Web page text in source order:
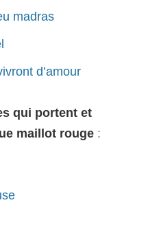
madras
d’amour
qui portent et
maillot rouge :